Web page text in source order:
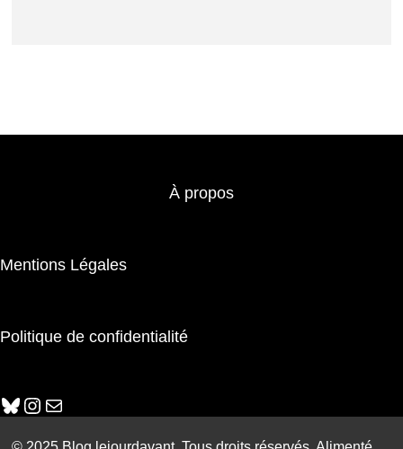
À propos
Mentions Légales
Politique de confidentialité
Bluesky
Instagram
E-mail